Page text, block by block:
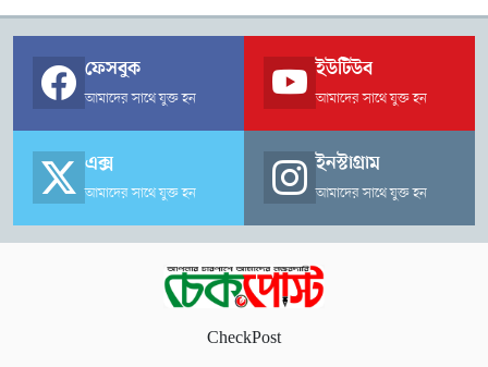
ফেসবুক
আমাদের সাথে যুক্ত হন
ইউটিউব
আমাদের সাথে যুক্ত হন
এক্স
আমাদের সাথে যুক্ত হন
ইনস্টাগ্রাম
আমাদের সাথে যুক্ত হন
CheckPost